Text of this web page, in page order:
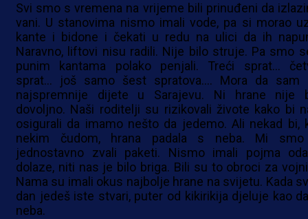
Svi smo s vremena na vrijeme bili prinuđeni da
vani. U stanovima nismo imali vode, pa si morao
kante i bidone i čekati u redu na ulici da ih
Naravno, liftovi nisu radili. Nije bilo struje. Pa smo
punim kantama polako penjali. Treći sprat…
sprat… još samo šest spratova…. Mora da sam
najspremnije dijete u Sarajevu. Ni hrane nije
dovoljno. Naši roditelji su rizikovali živote kako bi
osigurali da imamo nešto da jedemo. Ali nekad bi,
nekim čudom, hrana padala s neba. Mi
jednostavno zvali paketi. Nismo imali pojma
dolaze, niti nas je bilo briga. Bili su to obroci za
Nama su imali okus najbolje hrane na svijetu. Kada
dan jedeš iste stvari, puter od kikirikija djeluje kao
neba.